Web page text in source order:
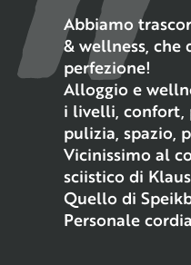
Abbiamo
& wellness, che
perfezione!
Alloggio e
i livelli, confort,
pulizia, spazio,
Vicinissimo al
sciistico di
Quello di
Personale